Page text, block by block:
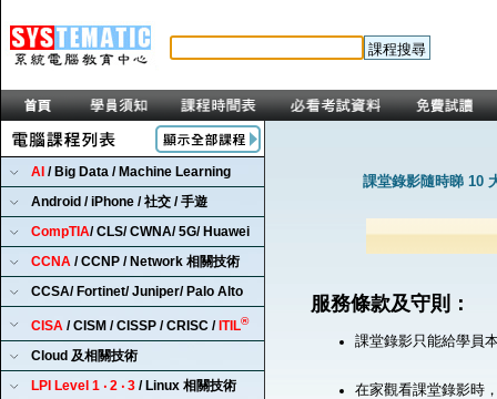
AI / Big Data / Machine Learning
Android / iPhone / 社交 / 手遊
CompTIA/ CLS/ CWNA/ 5G/ Huawei
CCNA / CCNP / Network 相關技術
CCSA/ Fortinet/ Juniper/ Palo Alto
CISA / CISM / CISSP / CRISC / ITIL®
Cloud 及相關技術
LPI Level 1 ‧ 2 ‧ 3 / Linux 相關技術
課堂錄影隨時睇 10
服務條款及守則：
課堂錄影只能給學員
在家觀看課堂錄影時